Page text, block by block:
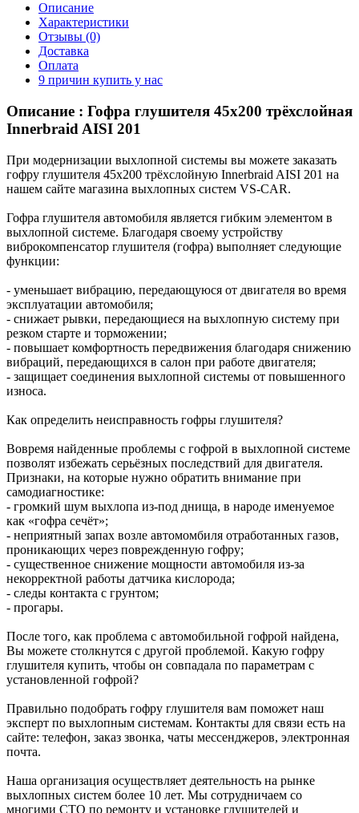
Описание
Характеристики
Отзывы (0)
Доставка
Оплата
9 причин купить у нас
Описание : Гофра глушителя 45x200 трёхслойная
Innerbraid AISI 201
При модернизации выхлопной системы вы можете заказать
гофру глушителя 45x200 трёхслойную Innerbraid AISI 201 на
нашем сайте магазина выхлопных систем VS-CAR.
Гофра глушителя автомобиля является гибким элементом в
выхлопной системе. Благодаря своему устройству
виброкомпенсатор глушителя (гофра) выполняет следующие
функции:
- уменьшает вибрацию, передающуюся от двигателя во время
эксплуатации автомобиля;
- снижает рывки, передающиеся на выхлопную систему при
резком старте и торможении;
- повышает комфортность передвижения благодаря снижению
вибраций, передающихся в салон при работе двигателя;
- защищает соединения выхлопной системы от повышенного
износа.
Как определить неисправность гофры глушителя?
Вовремя найденные проблемы с гофрой в выхлопной системе
позволят избежать серьёзных последствий для двигателя.
Признаки, на которые нужно обратить внимание при
самодиагностике:
- громкий шум выхлопа из-под днища, в народе именуемое
как «гофра сечёт»;
- неприятный запах возле автомомбиля отработанных газов,
проникающих через поврежденную гофру;
- существенное снижение мощности автомобиля из-за
некорректной работы датчика кислорода;
- следы контакта с грунтом;
- прогары.
После того, как проблема с автомобильной гофрой найдена,
Вы можете столкнутся с другой проблемой. Какую гофру
глушителя купить, чтобы он совпадала по параметрам с
установленной гофрой?
Правильно подобрать гофру глушителя вам поможет наш
эксперт по выхлопным системам. Контакты для связи есть на
сайте: телефон, заказ звонка, чаты мессенджеров, электронная
почта.
Наша организация осуществляет деятельность на рынке
выхлопных систем более 10 лет. Мы сотрудничаем со
многими СТО по ремонту и установке глушителей и